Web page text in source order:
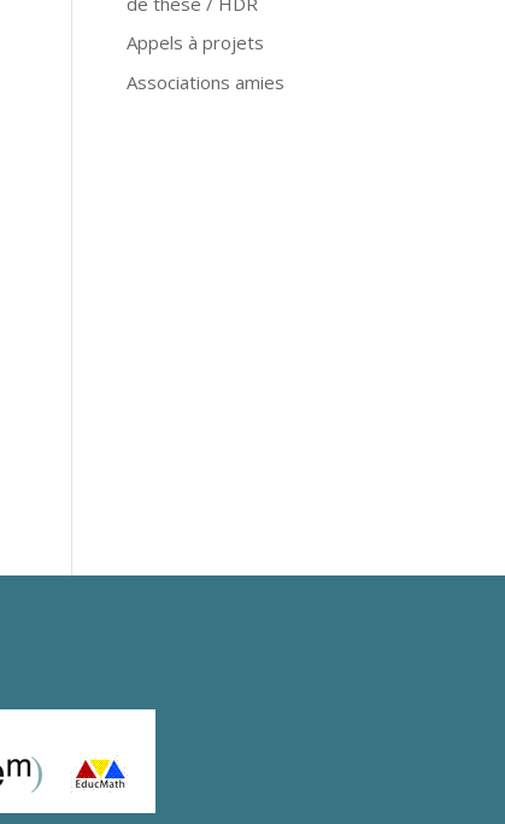
Appels à projets
Associations amies